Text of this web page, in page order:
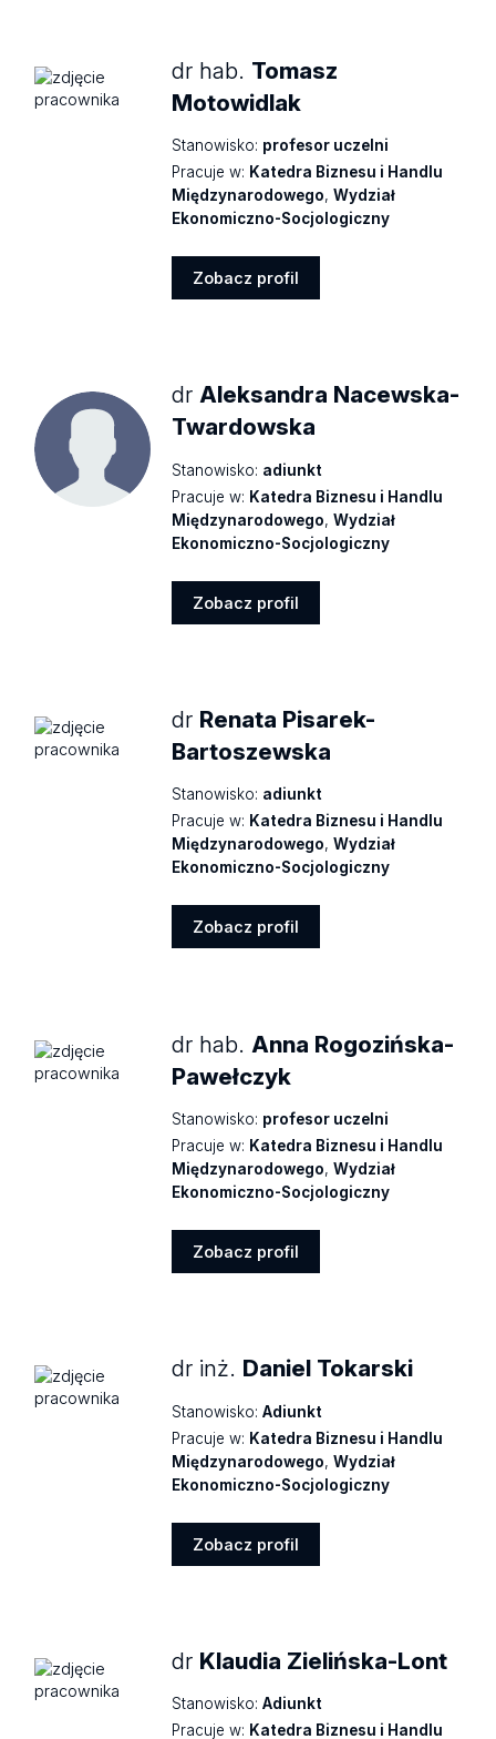
dr hab. Tomasz
Motowidlak
Stanowisko: profesor uczelni
Pracuje w: Katedra Biznesu i Handlu
Międzynarodowego,Wydział
Ekonomiczno-Socjologiczny
Zobacz profil
drAleksandra Nacewska-
Twardowska
Stanowisko: adiunkt
Pracuje w: Katedra Biznesu i Handlu
Międzynarodowego,Wydział
Ekonomiczno-Socjologiczny
Zobacz profil
dr Renata Pisarek-
Bartoszewska
Stanowisko: adiunkt
Pracuje w: Katedra Biznesu i Handlu
Międzynarodowego,Wydział
Ekonomiczno-Socjologiczny
Zobacz profil
dr hab. Anna Rogozińska-
Pawełczyk
Stanowisko: profesor uczelni
Pracuje w: Katedra Biznesu i Handlu
Międzynarodowego,Wydział
Ekonomiczno-Socjologiczny
Zobacz profil
dr inż. Daniel Tokarski
Stanowisko: Adiunkt
Pracuje w: Katedra Biznesu i Handlu
Międzynarodowego,Wydział
Ekonomiczno-Socjologiczny
Zobacz profil
dr Klaudia Zielińska-Lont
Stanowisko: Adiunkt
Pracuje w: Katedra Biznesu i Handlu